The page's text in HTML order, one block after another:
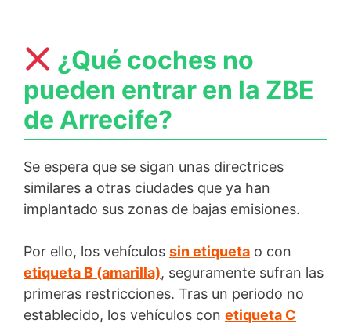
¿Qué coches no
pueden entrar en la ZBE
de Arrecife?
Se espera que se sigan unas directrices
similares a otras ciudades que ya han
implantado sus zonas de bajas emisiones.
Por ello, los vehículos sin etiqueta o con
etiqueta B (amarilla), seguramente sufran las
primeras restricciones. Tras un periodo no
establecido, los vehículos con etiqueta C